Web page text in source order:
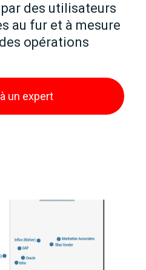
des utilisateurs
au fur et à mesure
opérations
un expert